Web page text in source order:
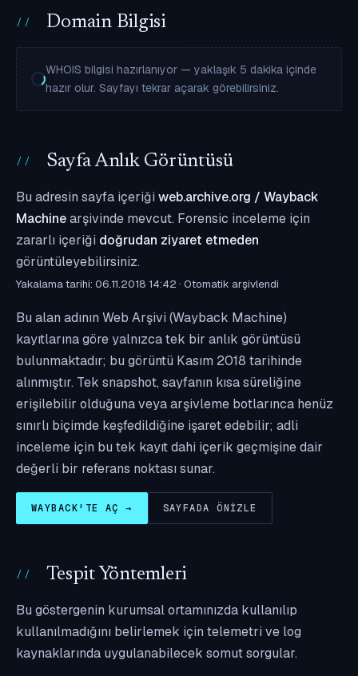
Domain Bilgisi
WHOIS bilgisi hazırlanıyor — yaklaşık 5 dakika içinde
hazır olur. Sayfayı tekrar açarak görebilirsiniz.
Sayfa Anlık Görüntüsü
Bu adresin sayfa içeriği web.archive.org / Wayback
Machinearşivinde mevcut. Forensic inceleme için
zararlı içeriği doğrudan ziyaret etmeden
görüntüleyebilirsiniz.
Yakalama tarihi: 06.11.2018 14:42 · Otomatik arşivlendi
Bu alan adının Web Arşivi (Wayback Machine)
kayıtlarına göre yalnızca tek bir anlık görüntüsü
bulunmaktadır; bu görüntü Kasım 2018 tarihinde
alınmıştır. Tek snapshot, sayfanın kısa süreliğine
erişilebilir olduğuna veya arşivleme botlarınca henüz
sınırlı biçimde keşfedildiğine işaret edebilir; adli
inceleme için bu tek kayıt dahi içerik geçmişine dair
değerli bir referans noktası sunar.
WAYBACK'TE AÇ → SAYFADA ÖNIZLE
Tespit Yöntemleri
Bu göstergenin kurumsal ortamınızda kullanılıp
kullanılmadığını belirlemek için telemetri ve log
kaynaklarında uygulanabilecek somut sorgular.